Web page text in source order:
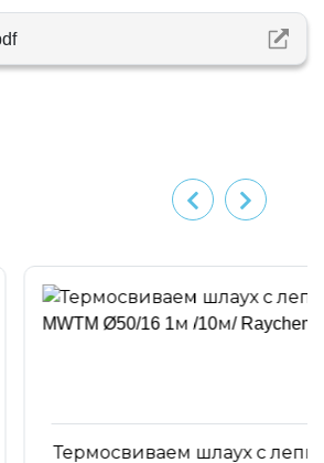
Термосвиваем шлаух с лепило